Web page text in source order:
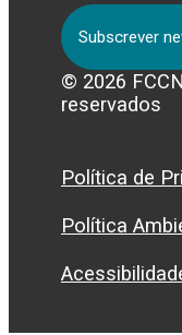
Subscrever
© 2026
reservados
Política de
Política